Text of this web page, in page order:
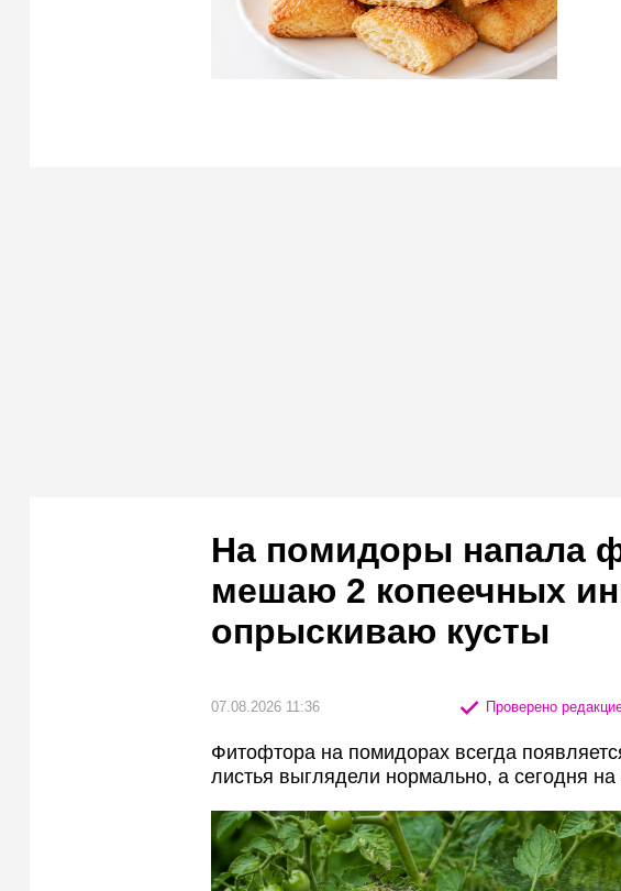
На помидоры напала
мешаю 2 копеечных
опрыскиваю кусты
07.08.2026 11:36 Проверено
Фитофтора на помидорах всегда
листья выглядели нормально, а сегодня